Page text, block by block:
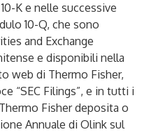
K e nelle successive
10-Q, che sono
and Exchange
e disponibili nella
web di Thermo Fisher,
“SEC Filings”, e in tutti i
Fisher deposita o
Annuale di Olink sul